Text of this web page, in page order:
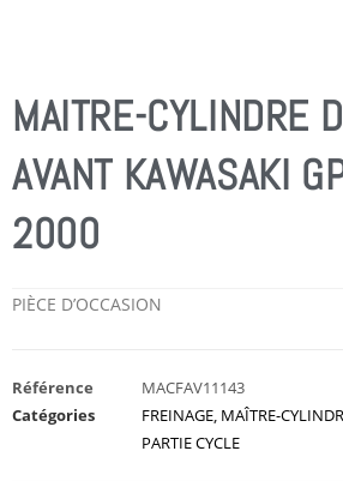
MAITRE-CYLINDRE
AVANT KAWASAKI
2000
PIÈCE D’OCCASION
Référence
MACFAV11143
Catégories
FREINAGE, MAÎTRE-
PARTIE CYCLE